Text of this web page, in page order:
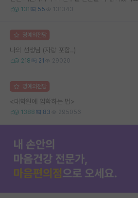
131 55 131343
명예의전당
나의 선생님 (자랑 포함..)
218 21 29020
명예의전당
<대학원에 입학하는 법>
1388 83 295056